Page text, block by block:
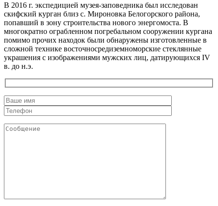
В 2016 г. экспедицией музея-заповедника был исследован
скифский курган близ с. Мироновка Белогорского района,
попавший в зону строительства нового энергомоста. В
многократно ограбленном погребальном сооружении кургана
помимо прочих находок были обнаружены изготовленные в
сложной технике восточносредиземноморские стеклянные
украшения с изображениями мужских лиц, датирующихся IV
в. до н.э.